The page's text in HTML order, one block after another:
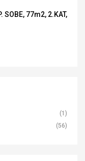
SOBE, 77m2, 2.KAT,
(1)
(56)